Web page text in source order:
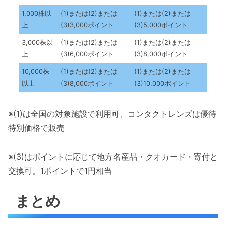
1,000株以
上
(1)または(2)または
(3)3,000ポイント
(1)または(2)または
(3)5,000ポイント
3,000株以
上
(1)または(2)または
(3)6,000ポイント
(1)または(2)または
(3)8,000ポイント
10,000株
以上
(1)または(2)または
(3)8,000ポイント
(1)または(2)または
(3)10,000ポイント
※(1)は全国の対象施設で利用可、コンタクトレンズは優待
特別価格で販売
※(3)はポイントに応じて地方名産品・クオカード・寄付と
交換可。1ポイントで1円相当
まとめ